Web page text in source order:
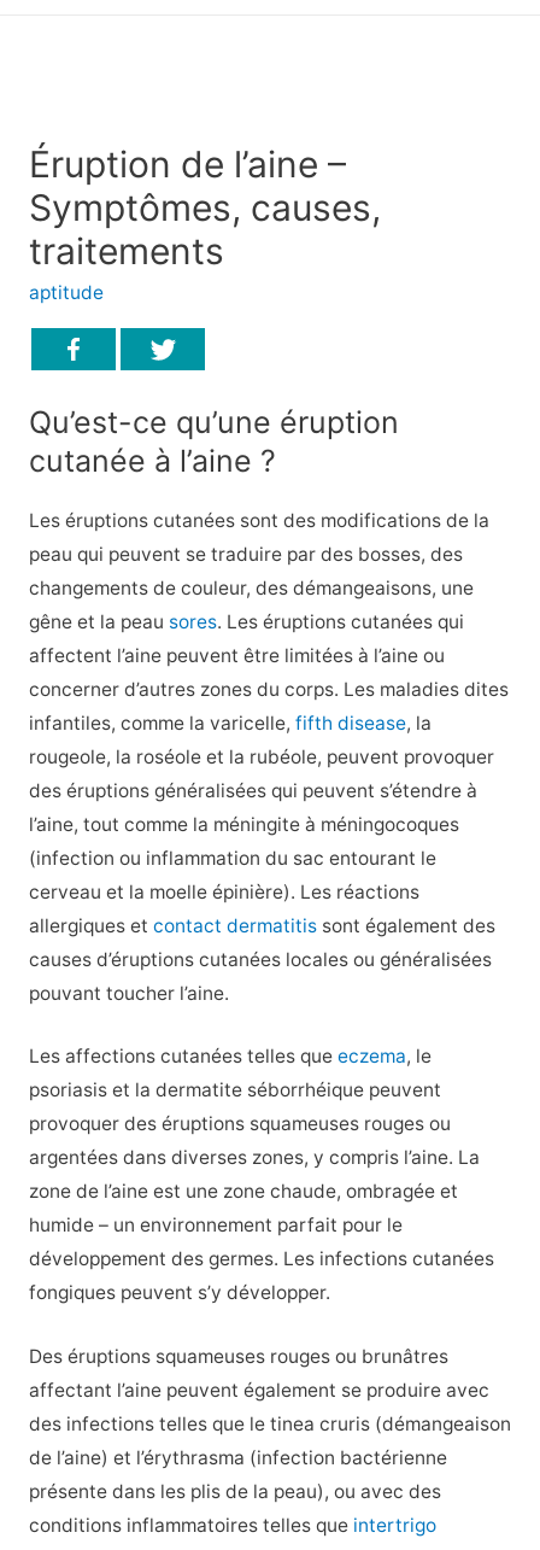
Éruption de l’aine –
Symptômes, causes,
traitements
aptitude
Qu’est-ce qu’une éruption
cutanée à l’aine ?
Les éruptions cutanées sont des modifications de la
peau qui peuvent se traduire par des bosses, des
changements de couleur, des démangeaisons, une
gêne et la peau sores. Les éruptions cutanées qui
affectent l’aine peuvent être limitées à l’aine ou
concerner d’autres zones du corps. Les maladies dites
infantiles, comme la varicelle, fifth disease, la
rougeole, la roséole et la rubéole, peuvent provoquer
des éruptions généralisées qui peuvent s’étendre à
l’aine, tout comme la méningite à méningocoques
(infection ou inflammation du sac entourant le
cerveau et la moelle épinière). Les réactions
allergiques et contact dermatitissont également des
causes d’éruptions cutanées locales ou généralisées
pouvant toucher l’aine.
Les affections cutanées telles que eczema, le
psoriasis et la dermatite séborrhéique peuvent
provoquer des éruptions squameuses rouges ou
argentées dans diverses zones, y compris l’aine. La
zone de l’aine est une zone chaude, ombragée et
humide – un environnement parfait pour le
développement des germes. Les infections cutanées
fongiques peuvent s’y développer.
Des éruptions squameuses rouges ou brunâtres
affectant l’aine peuvent également se produire avec
des infections telles que le tinea cruris (démangeaison
de l’aine) et l’érythrasma (infection bactérienne
présente dans les plis de la peau), ou avec des
conditions inflammatoires telles que intertrigo